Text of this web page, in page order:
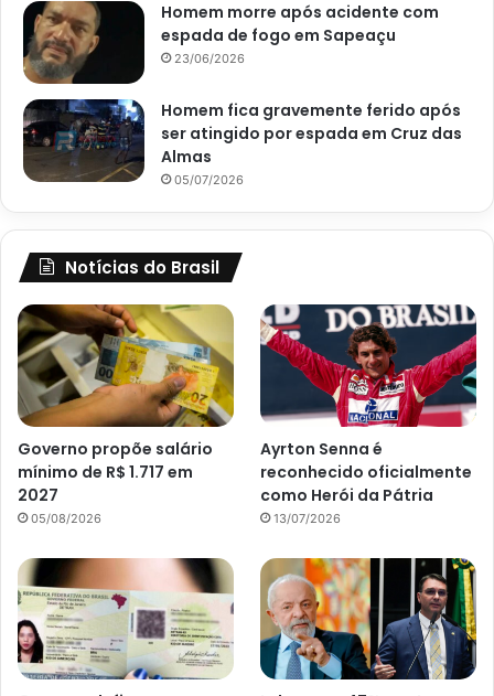
Homem morre após acidente com
espada de fogo em Sapeaçu
23/06/2026
Homem fica gravemente ferido após
ser atingido por espada em Cruz das
Almas
05/07/2026
Notícias do Brasil
Governo propõe salário
mínimo de R$ 1.717 em
2027
05/08/2026
Ayrton Senna é
reconhecido oficialmente
como Herói da Pátria
13/07/2026